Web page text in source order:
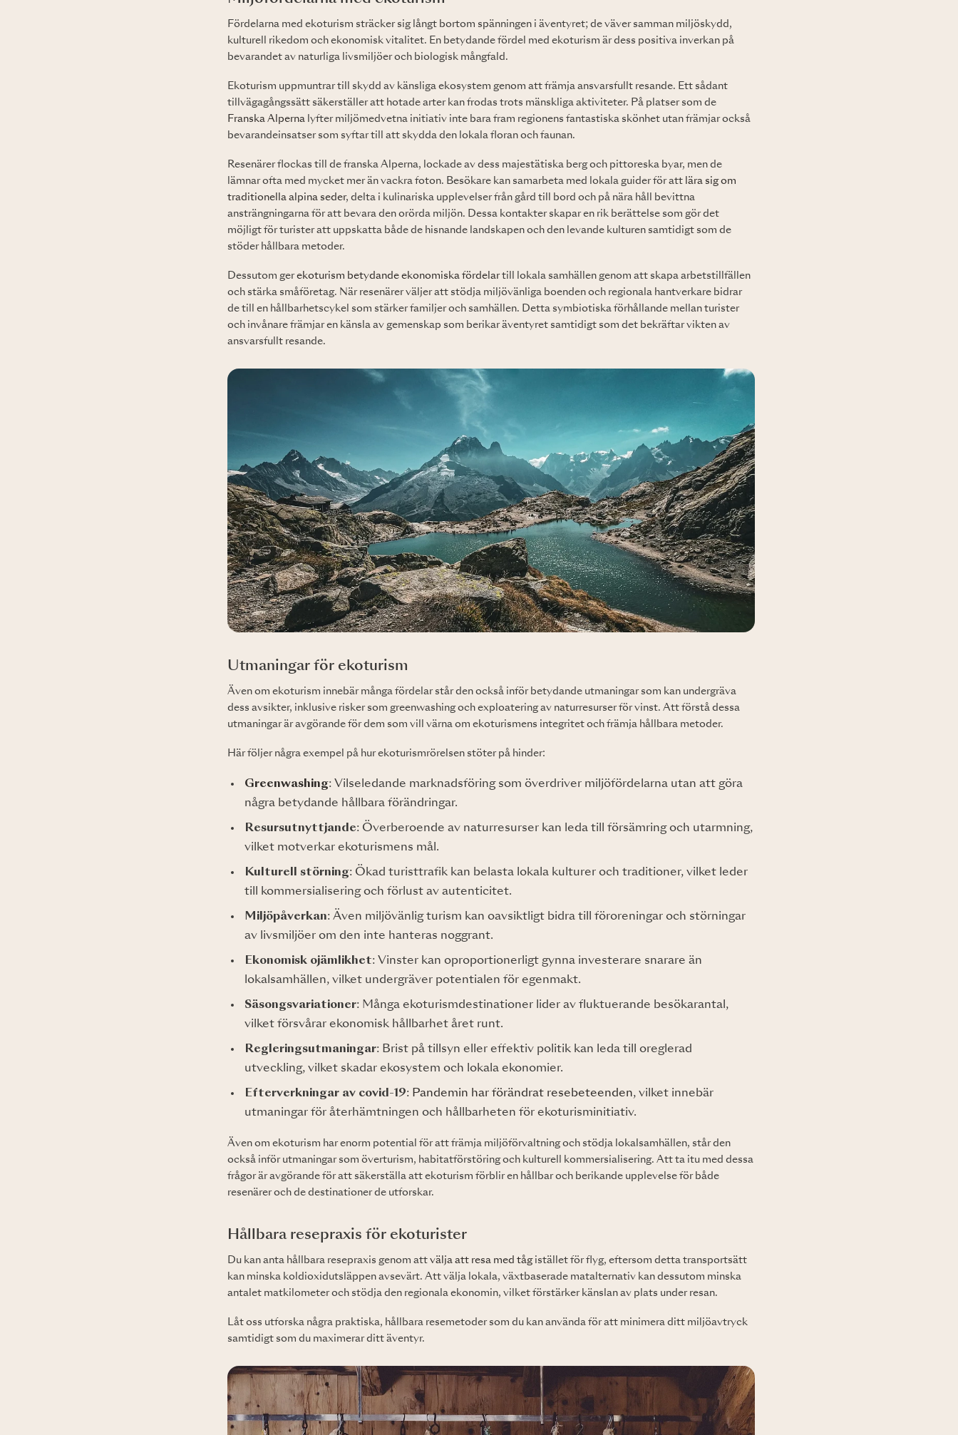
Fördelarna med ekoturism sträcker sig långt bortom spänningen i äventyret; de väver samman miljöskydd,
kulturell rikedom och ekonomisk vitalitet. En betydande fördel med ekoturism är dess positiva inverkan på
bevarandet av naturliga livsmiljöer och biologisk mångfald.
Ekoturism uppmuntrar till skydd av känsliga ekosystem genom att främja ansvarsfullt resande. Ett sådant
tillvägagångssätt säkerställer att hotade arter kan frodas trots mänskliga aktiviteter. På platser som de
Franska Alperna lyfter miljömedvetna initiativ inte bara fram regionens fantastiska skönhet utan främjar också
bevarandeinsatser som syftar till att skydda den lokala floran och faunan.
Resenärer flockas till de franska Alperna, lockade av dess majestätiska berg och pittoreska byar, men de
lämnar ofta med mycket mer än vackra foton. Besökare kan samarbeta med lokala guider för att lära sig om
traditionella alpina seder, delta i kulinariska upplevelser från gård till bord och på nära håll bevittna
ansträngningarna för att bevara den orörda miljön. Dessa kontakter skapar en rik berättelse som gör det
möjligt för turister att uppskatta både de hisnande landskapen och den levande kulturen samtidigt som de
stöder hållbara metoder.
Dessutom gerekoturism betydande ekonomiska fördelartill lokala samhällen genom att skapa arbetstillfällen
och stärka småföretag. När resenärer väljer att stödja miljövänliga boenden och regionala hantverkare bidrar
de till en hållbarhetscykel som stärker familjer och samhällen. Detta symbiotiska förhållande mellan turister
och invånare främjar en känsla av gemenskap som berikar äventyret samtidigt som det bekräftar vikten av
ansvarsfullt resande.
Utmaningar för ekoturism
Även om ekoturism innebär många fördelar står den också inför betydande utmaningar som kan undergräva
dess avsikter, inklusive risker som greenwashing och exploatering av naturresurser för vinst. Att förstå dessa
utmaningar är avgörande för dem som vill värna om ekoturismens integritet och främja hållbara metoder.
Här följer några exempel på hur ekoturismrörelsen stöter på hinder:
Greenwashing: Vilseledande marknadsföring som överdriver miljöfördelarna utan att göra
några betydande hållbara förändringar.
Resursutnyttjande: Överberoende av naturresurser kan leda till försämring och utarmning,
vilket motverkar ekoturismens mål.
Kulturell störning: Ökad turisttrafik kan belasta lokala kulturer och traditioner, vilket leder
till kommersialisering och förlust av autenticitet.
Miljöpåverkan: Även miljövänlig turism kan oavsiktligt bidra till föroreningar och störningar
av livsmiljöer om den inte hanteras noggrant.
Ekonomisk ojämlikhet: Vinster kan oproportionerligt gynna investerare snarare än
lokalsamhällen, vilket undergräver potentialen för egenmakt.
Säsongsvariationer: Många ekoturismdestinationer lider av fluktuerande besökarantal,
vilket försvårar ekonomisk hållbarhet året runt.
Regleringsutmaningar: Brist på tillsyn eller effektiv politik kan leda till oreglerad
utveckling, vilket skadar ekosystem och lokala ekonomier.
Efterverkningar av covid-19: Pandemin har förändrat resebeteenden, vilket innebär
utmaningar för återhämtningen och hållbarheten för ekoturisminitiativ.
Även om ekoturism har enorm potential för att främja miljöförvaltning och stödja lokalsamhällen, står den
också inför utmaningar som överturism, habitatförstöring och kulturell kommersialisering. Att ta itu med dessa
frågor är avgörande för att säkerställa att ekoturism förblir en hållbar och berikande upplevelse för både
resenärer och de destinationer de utforskar.
Hållbara resepraxis för ekoturister
Du kan anta hållbara resepraxis genom att välja att resa med tågistället för flyg, eftersom detta transportsätt
kan minska koldioxidutsläppen avsevärt. Att välja lokala, växtbaserade matalternativ kan dessutom minska
antalet matkilometer och stödja den regionala ekonomin, vilket förstärker känslan av plats under resan.
Låt oss utforska några praktiska, hållbara resemetoder som du kan använda för att minimera ditt miljöavtryck
samtidigt som du maximerar ditt äventyr.